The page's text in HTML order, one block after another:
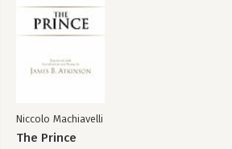
Niccolo Machiavelli
The Prince